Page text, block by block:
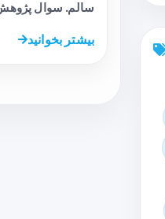
سالم. سوال
بیشتر بخوانید